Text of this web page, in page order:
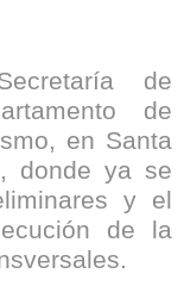
de
de
en Santa
donde ya se
y el
de la